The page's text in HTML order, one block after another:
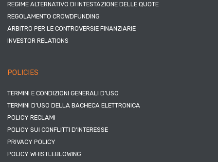
REGIME ALTERNATIVO DI INTESTAZIONE DELLE QUOTE
REGOLAMENTO CROWDFUNDING
ARBITRO PER LE CONTROVERSIE FINANZIARIE
INVESTOR RELATIONS
POLICIES
TERMINI E CONDIZIONI GENERALI D’USO
TERMINI D’USO DELLA BACHECA ELETTRONICA
POLICY RECLAMI
POLICY SUI CONFLITTI D’INTERESSE
PRIVACY POLICY
POLICY WHISTLEBLOWING